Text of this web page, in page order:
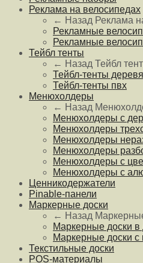
Реклама на велосипедах
← Назад Реклама
Рекламные
Рекламные
Тейбл тенты
← Назад Тейбл
Тейбл-тенты
Тейбл-тенты пвх
Менюхолдеры
← Назад
Менюхолдеры с
Менюхолдеры
Менюхолдеры
Менюхолдеры
Менюхолдеры с
Менюхолдеры с
Ценникодержатели
Pinable-панели
Маркерные доски
← Назад
Маркерные доски
Маркерные доски с
Текстильные доски
POS-материалы